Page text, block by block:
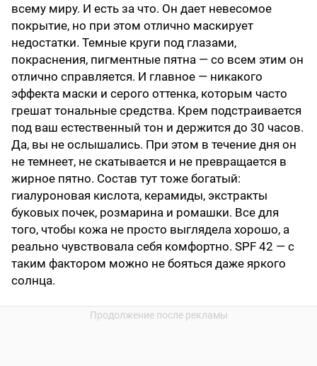
всему миру. И есть за что. Он дает невесомое
покрытие, но при этом отлично маскирует
недостатки. Темные круги под глазами,
покраснения, пигментные пятна — со всем этим он
отлично справляется. И главное — никакого
эффекта маски и серого оттенка, которым часто
грешат тональные средства. Крем подстраивается
под ваш естественный тон и держится до 30 часов.
Да, вы не ослышались. При этом в течение дня он
не темнеет, не скатывается и не превращается в
жирное пятно. Состав тут тоже богатый:
гиалуроновая кислота, керамиды, экстракты
буковых почек, розмарина и ромашки. Все для
того, чтобы кожа не просто выглядела хорошо, а
реально чувствовала себя комфортно. SPF 42 — с
таким фактором можно не бояться даже яркого
солнца.